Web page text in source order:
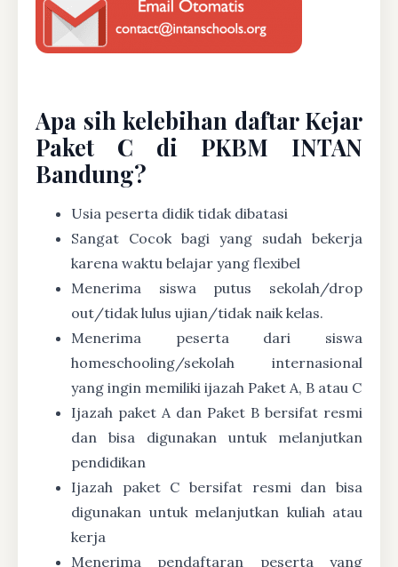
Apa sih kelebihan daftar Kejar
Paket C di PKBM INTAN
Bandung?
Usia peserta didik tidak dibatasi
Sangat Cocok bagi yang sudah bekerja
karena waktu belajar yang flexibel
Menerima siswa putus sekolah/drop
out/tidak lulus ujian/tidak naik kelas.
Menerima peserta dari siswa
homeschooling/sekolah internasional
yang ingin memiliki ijazah Paket A, B atau C
Ijazah paket A dan Paket B bersifat resmi
dan bisa digunakan untuk melanjutkan
pendidikan
Ijazah paket C bersifat resmi dan bisa
digunakan untuk melanjutkan kuliah atau
kerja
Menerima pendaftaran peserta yang